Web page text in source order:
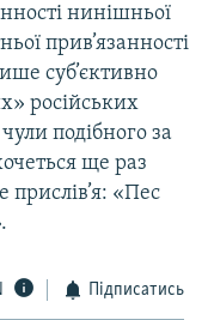
нинішньої
прив’язанності
суб’єктивно
російських
подібного за
ще раз
прислів’я: «Пес
Підписатись